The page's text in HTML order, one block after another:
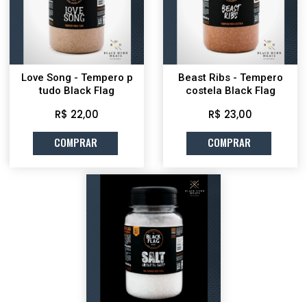
Love Song - Tempero p
tudo Black Flag
R$ 22,00
COMPRAR
Beast Ribs - Tempero
costela Black Flag
R$ 23,00
COMPRAR